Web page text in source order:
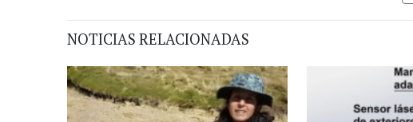
NOTICIAS RELACIONADAS